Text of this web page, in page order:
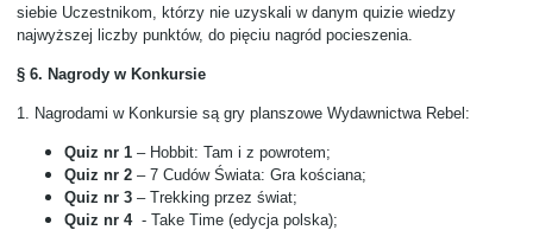
siebie Uczestnikom, którzy nie uzyskali w danym quizie wiedzy
najwyższej liczby punktów, do pięciu nagród pocieszenia.
§ 6. Nagrody w Konkursie
1. Nagrodami w Konkursie są gry planszowe Wydawnictwa Rebel:
Quiz nr 1 – Hobbit: Tam i z powrotem;
Quiz nr 2 – 7 Cudów Świata: Gra kościana;
Quiz nr 3 – Trekking przez świat;
Quiz nr 4 - Take Time (edycja polska);